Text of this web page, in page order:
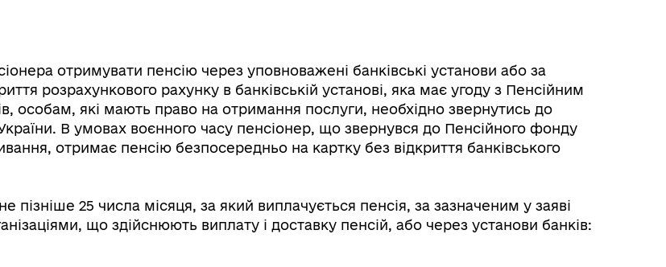
Книга пам'яті полеглих за
Україну
Розклад автобусів Роздільна-
Лиманське
отримувати пенсію через уповноважені банківські установи або за
розрахункового рахунку в банківській установі, яка має угоду з Пенсійним
особам, які мають право на отримання послуги, необхідно звернутись до
В умовах воєнного часу пенсіонер, що звернувся до Пенсійного фонду
отримає пенсію безпосередньо на картку без відкриття банківського
пізніше 25 числа місяця, за який виплачується пенсія, за зазначеним у заяві
що здійснюють виплату і доставку пенсій, або через установи банків: